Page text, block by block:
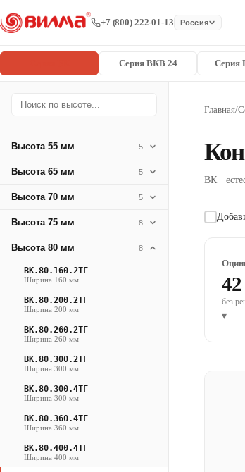
+7 (800) 222-01-13 Россия
Серия ВКВ 24 Серия
Высота 55 мм 5
Высота 65 мм 5
Высота 70 мм 5
Высота 75 мм 8
Высота 80 мм 8
ВК.80.160.2ТГ
Ширина 160 мм
ВК.80.200.2ТГ
Ширина 200 мм
ВК.80.260.2ТГ
Ширина 260 мм
ВК.80.300.2ТГ
Ширина 300 мм
ВК.80.300.4ТГ
Ширина 300 мм
ВК.80.360.4ТГ
Ширина 360 мм
ВК.80.400.4ТГ
Ширина 400 мм
Главная/
ВК ·
без
▾